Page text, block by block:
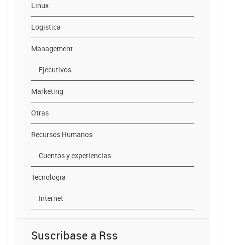
Linux
Logistica
Management
Ejecutivos
Marketing
Otras
Recursos Humanos
Cuentos y experiencias
Tecnologia
Internet
Suscribase a Rss